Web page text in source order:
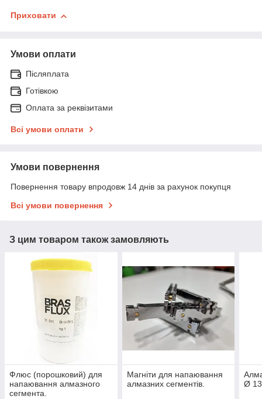
Приховати
Умови оплати
Післяплата
Готівкою
Оплата за реквізитами
Всі умови оплати
Умови повернення
Повернення товару впродовж 14 днів за рахунок покупця
Всі умови повернення
З цим товаром також замовляють
Флюс (порошковий) для
напаювання алмазного
сегмента.
Магніти для напаювання
алмазних сегментів.
Ø